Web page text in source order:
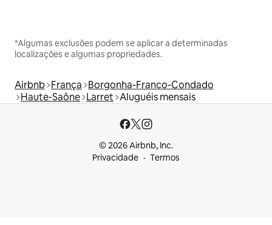
*Algumas exclusões podem se aplicar a determinadas
localizações e algumas propriedades.
Airbnb França Borgonha-Franco-Condado
Haute-Saône Larret Aluguéis mensais
© 2026 Airbnb, Inc.
Privacidade
Termos